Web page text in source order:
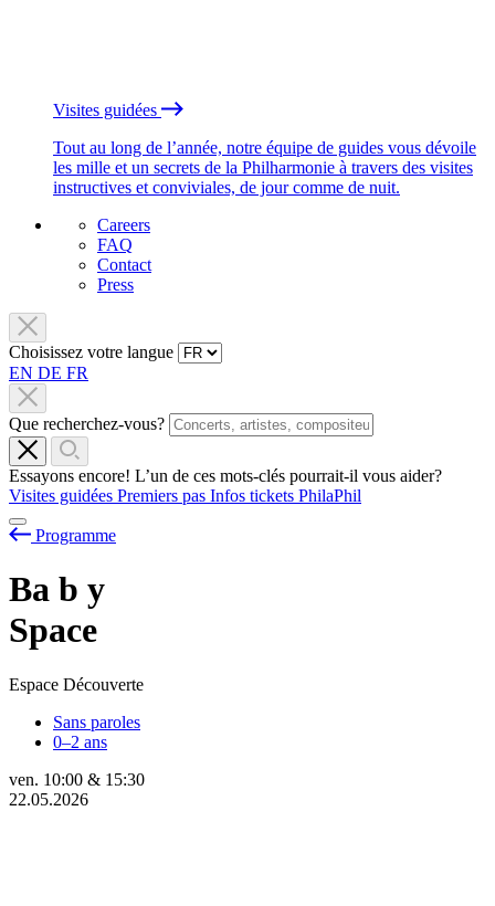
Visites guidées
Tout au long de l’année, notre équipe de guides vous dévoile
les mille et un secrets de la Philharmonie à travers des visites
instructives et conviviales, de jour comme de nuit.
Careers
FAQ
Contact
Press
Choisissez votre langue
EN DE FR
Que recherchez-vous?
Essayons encore! L’un de ces mots-clés pourrait-il vous aider?
Visites guidées Premiers pas Infos tickets PhilaPhil
Programme
Ba b y
Space
Espace Découverte
Sans paroles
0–2 ans
ven. 10:00 & 15:30
22.05.2026